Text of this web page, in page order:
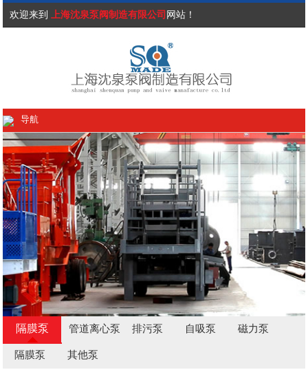
欢迎来到 上海沈泉泵阀制造有限公司 网站！
导航
隔膜泵 管道离心泵 排污泵 自吸泵 磁力泵
隔膜泵 其他泵